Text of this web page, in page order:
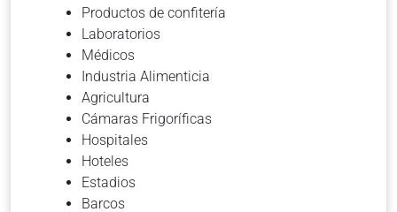
Productos de confitería
Laboratorios
Médicos
Industria Alimenticia
Agricultura
Cámaras Frigoríficas
Hospitales
Hoteles
Estadios
Barcos